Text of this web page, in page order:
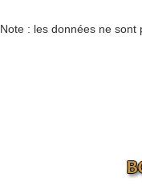
Note : les données ne